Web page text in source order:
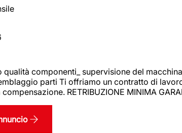
componenti_ supervisione del
parti Ti offriamo un contratto di
RETRIBUZIONE MINIMA